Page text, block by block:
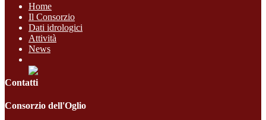
Home
Il Consorzio
Dati idrologici
Attività
News
Contatti
Consorzio dell'Oglio